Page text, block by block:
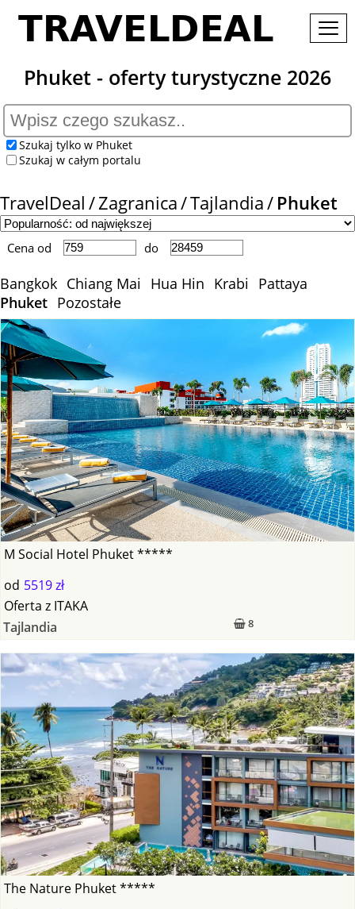
Phuket - oferty turystyczne 2026
Szukaj tylko w Phuket
Szukaj w całym portalu
TravelDeal Zagranica Tajlandia Phuket
Cena od do
Bangkok Chiang Mai Hua Hin Krabi
Pattaya
Phuket Pozostałe
M Social Hotel Phuket *****
od 5519 zł
8
Oferta z ITAKA
Tajlandia
The Nature Phuket *****